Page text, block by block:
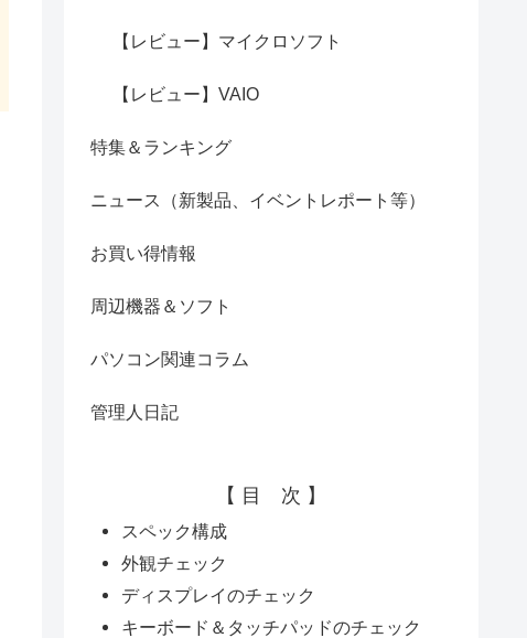
【レビュー】マイクロソフト
【レビュー】VAIO
特集＆ランキング
ニュース（新製品、イベントレポート等）
お買い得情報
周辺機器＆ソフト
パソコン関連コラム
管理人日記
【 目 次 】
スペック構成
外観チェック
ディスプレイのチェック
キーボード＆タッチパッドのチェック